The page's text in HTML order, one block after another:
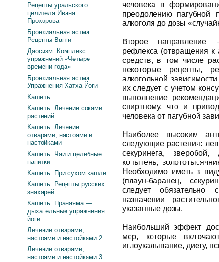
человека в
преодолению пагубной
алкоголя до дозы
Второе направление
рефлекса (отвращения к
средств, в том числе
некоторые рецепты,
алкогольной
их следует с учетом
выполнение
спиртному, что и
человека от пагубной
Наиболее высоким
следующие растения:
секуринега,
копытень,
Необходимо иметь в
(плаун-баранец,
следует
назначении
указанные дозы.
Наибольший эффект
мер, которые
иглоукалывание, диету,
Рецепты уральского
целителя Ивана
Прохорова
Бронхиальная астма.
Рецепты Ванги
Даосизм. Комплекс
упражнений «Четыре
времени года»
Бронхиальная астма.
Упражнения Хатха-Йоги
Кашель
Кашель. Лечение соками
растений
Кашель. Лечение
отварами, настоями и
настойками
Кашель. Чаи и целебные
напитки
Кашель. При сухом кашле
Кашель. Рецепты русских
знахарей
Кашель. Пранаяма —
дыхательные упражнения
йоги
Лечение отварами,
настоями и настойками 2
Лечение отварами,
настоями и настойками 3